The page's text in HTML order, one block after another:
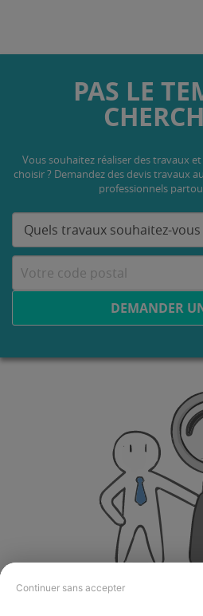
Continuer sans accepter
PAS LE
Vous souhaitez réaliser des travaux
choisir ? Demandez des devis travaux
professionnels
DEMANDER